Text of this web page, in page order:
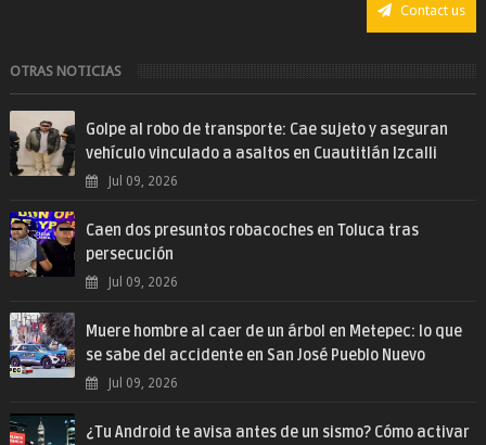
Contact us
OTRAS NOTICIAS
Golpe al robo de transporte: Cae sujeto y aseguran
vehículo vinculado a asaltos en Cuautitlán Izcalli
Jul 09, 2026
Caen dos presuntos robacoches en Toluca tras
persecución
Jul 09, 2026
Muere hombre al caer de un árbol en Metepec: lo que
se sabe del accidente en San José Pueblo Nuevo
Jul 09, 2026
¿Tu Android te avisa antes de un sismo? Cómo activar